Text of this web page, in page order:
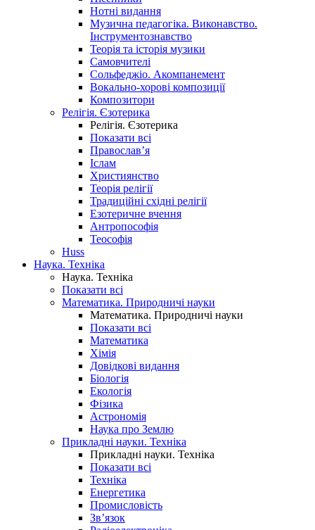
Нотні видання
Музична педагогіка. Виконавство.
Інструментознавство
Теорія та історія музики
Самовчителі
Сольфеджіо. Акомпанемент
Вокально-хорові композиції
Композитори
Релігія. Єзотерика
Релігія. Єзотерика
Показати всі
Православ’я
Іслам
Християнство
Теорія релігії
Традиційні східні релігії
Езотеричне вчення
Антропософія
Теософія
Huss
Наука. Техніка
Наука. Техніка
Показати всі
Математика. Природничі науки
Математика. Природничі науки
Показати всі
Математика
Хімія
Довідкові видання
Біологія
Екологія
Фізика
Астрономія
Наука про Землю
Прикладні науки. Техніка
Прикладні науки. Техніка
Показати всі
Техніка
Енергетика
Промисловість
Зв’язок